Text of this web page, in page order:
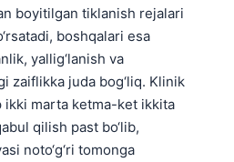
boyitilgan tiklanish rejalari
boshqalari esa
yallig‘lanish va
zaiflikka juda bog‘liq. Klinik
ikki marta ketma-ket ikkita
qilish past bo‘lib,
noto‘g‘ri tomonga